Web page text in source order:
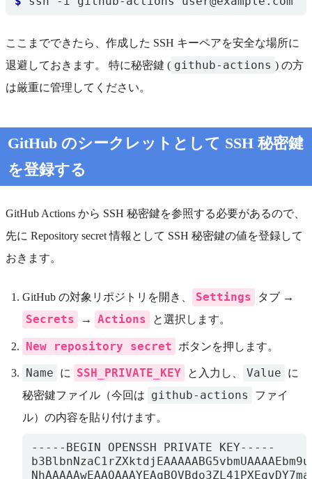
ここまでできたら、作成した SSH キーペアを安全な場所に
退避しておきます。 特に秘密鍵 ( github-actions ) の方
は厳重に管理してください。
GitHub のシークレットとして SSH 秘密鍵
を登録する
GitHub Actions から SSH 秘密鍵を参照する必要があるので、
先に Repository secret 情報として SSH 秘密鍵の値を登録して
おきます。
GitHub の対象リポジトリを開き、 Settings タブ →
Secrets → Actions と選択します。
New repository secret ボタンを押します。
Name に SSH_PRIVATE_KEY と入力し、 Value
に
秘密鍵ファイル（今回は
github-actions
ファイ
ル）の内容を貼り付けます。
-----BEGIN OPENSSH PRIVATE KEY-----